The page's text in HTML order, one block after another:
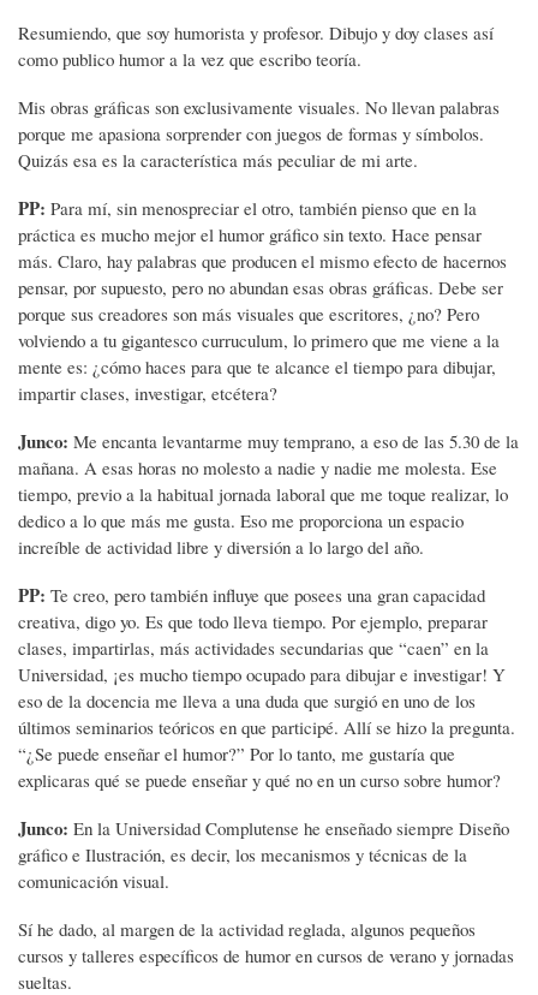
Resumiendo, que soy humorista y profesor. Dibujo y doy clases así
como publico humor a la vez que escribo teoría.
Mis obras gráficas son exclusivamente visuales. No llevan palabras
porque me apasiona sorprender con juegos de formas y símbolos.
Quizás esa es la característica más peculiar de mi arte.
PP: Para mí, sin menospreciar el otro, también pienso que en la
práctica es mucho mejor el humor gráfico sin texto. Hace pensar
más. Claro, hay palabras que producen el mismo efecto de hacernos
pensar, por supuesto, pero no abundan esas obras gráficas. Debe ser
porque sus creadores son más visuales que escritores, ¿no? Pero
volviendo a tu gigantesco curruculum, lo primero que me viene a la
mente es: ¿cómo haces para que te alcance el tiempo para dibujar,
impartir clases, investigar, etcétera?
Junco: Me encanta levantarme muy temprano, a eso de las 5.30 de la
mañana. A esas horas no molesto a nadie y nadie me molesta. Ese
tiempo, previo a la habitual jornada laboral que me toque realizar, lo
dedico a lo que más me gusta. Eso me proporciona un espacio
increíble de actividad libre y diversión a lo largo del año.
PP: Te creo, pero también influye que posees una gran capacidad
creativa, digo yo. Es que todo lleva tiempo. Por ejemplo, preparar
clases, impartirlas, más actividades secundarias que “caen” en la
Universidad, ¡es mucho tiempo ocupado para dibujar e investigar! Y
eso de la docencia me lleva a una duda que surgió en uno de los
últimos seminarios teóricos en que participé. Allí se hizo la pregunta.
“¿Se puede enseñar el humor?” Por lo tanto, me gustaría que
explicaras qué se puede enseñar y qué no en un curso sobre humor?
Junco: En la Universidad Complutense he enseñado siempre Diseño
gráfico e Ilustración, es decir, los mecanismos y técnicas de la
comunicación visual.
Sí he dado, al margen de la actividad reglada, algunos pequeños
cursos y talleres específicos de humor en cursos de verano y jornadas
sueltas.